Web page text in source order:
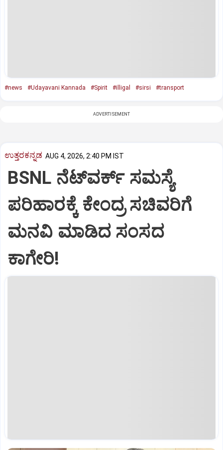
#news #Udayavani Kannada #Spirit #illigal #sirsi #transport
ADVERTISEMENT
ಉತ್ತರಕನ್ನಡ AUG 4, 2026, 2:40 PM IST
BSNL ನೆಟ್‌ವರ್ಕ್ ಸಮಸ್ಯೆ
ಪರಿಹಾರಕ್ಕೆ ಕೇಂದ್ರ ಸಚಿವರಿಗೆ
ಮನವಿ ಮಾಡಿದ ಸಂಸದ
ಕಾಗೇರಿ!